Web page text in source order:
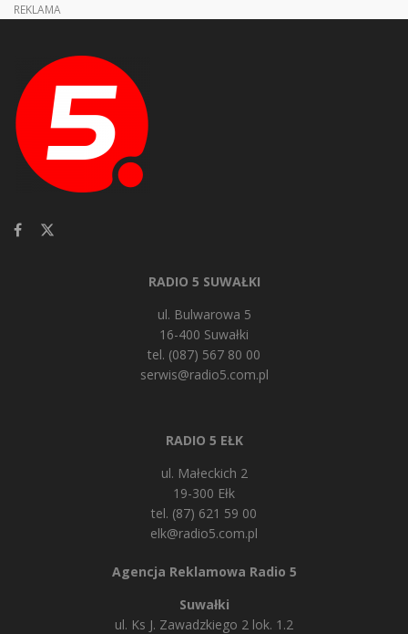
REKLAMA
RADIO 5 SUWAŁKI
ul. Bulwarowa 5
16-400 Suwałki
tel. (087) 567 80 00
serwis@radio5.com.pl
RADIO 5 EŁK
ul. Małeckich 2
19-300 Ełk
tel. (87) 621 59 00
elk@radio5.com.pl
Agencja Reklamowa Radio 5
Suwałki
ul. Ks J. Zawadzkiego 2 lok. 1.2